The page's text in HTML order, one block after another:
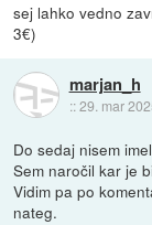
sej lahko vedno
3€)
marjan_h
::29. mar
Do sedaj nisem
Sem naročil kar je
Vidim pa po
nateg.